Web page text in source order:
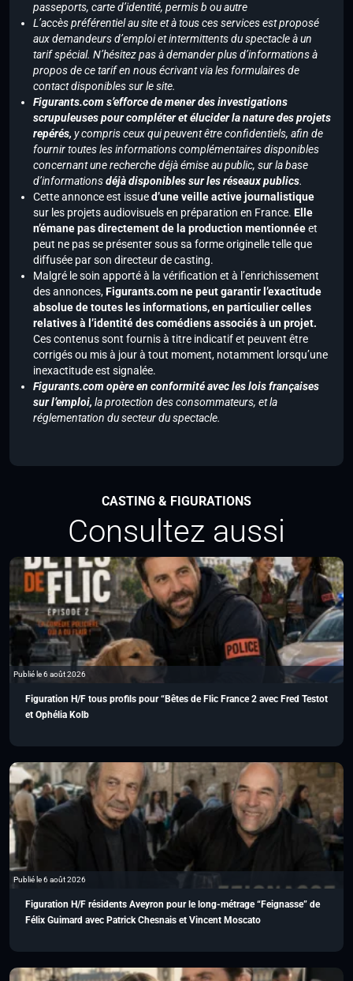
passeports, carte d’identité, permis b ou autre
L’accès préférentiel au site et à tous ces services est proposé
aux demandeurs d’emploi et intermittents du spectacle à un
tarif spécial. N’hésitez pas à demander plus d’informations à
propos de ce tarif en nous écrivant via les formulaires de
contact disponibles sur le site.
Figurants.com s’efforce de mener des investigations
scrupuleuses pour compléter et élucider la nature des projets
repérés, y compris ceux qui peuvent être confidentiels, afin de
fournir toutes les informations complémentaires disponibles
concernant une recherche déjà émise au public, sur la base
d’informationsdéjà disponibles sur les réseaux publics.
Cette annonce est issued’une veille active journalistique
sur les projets audiovisuels en préparation en France. Elle
n’émane pas directement de la production mentionnéeet
peut ne pas se présenter sous sa forme originelle telle que
diffusée par son directeur de casting.
Malgré le soin apporté à la vérification et à l’enrichissement
des annonces,Figurants.com ne peut garantir l’exactitude
absolue de toutes les informations, en particulier celles
relatives à l’identité des comédiens associés à un projet.
Ces contenus sont fournis à titre indicatif et peuvent être
corrigés ou mis à jour à tout moment, notamment lorsqu’une
inexactitude est signalée.
Figurants.com opère en conformité avec les lois françaises
sur l’emploi, la protection des consommateurs, et la
réglementation du secteur du spectacle.
CASTING & FIGURATIONS
Consultez aussi
Publié le 6 août 2026
Figuration H/F tous profils pour “Bêtes de Flic France 2 avec Fred Testot
et Ophélia Kolb
Publié le 6 août 2026
Figuration H/F résidents Aveyron pour le long-métrage “Feignasse” de
Félix Guimard avec Patrick Chesnais et Vincent Moscato